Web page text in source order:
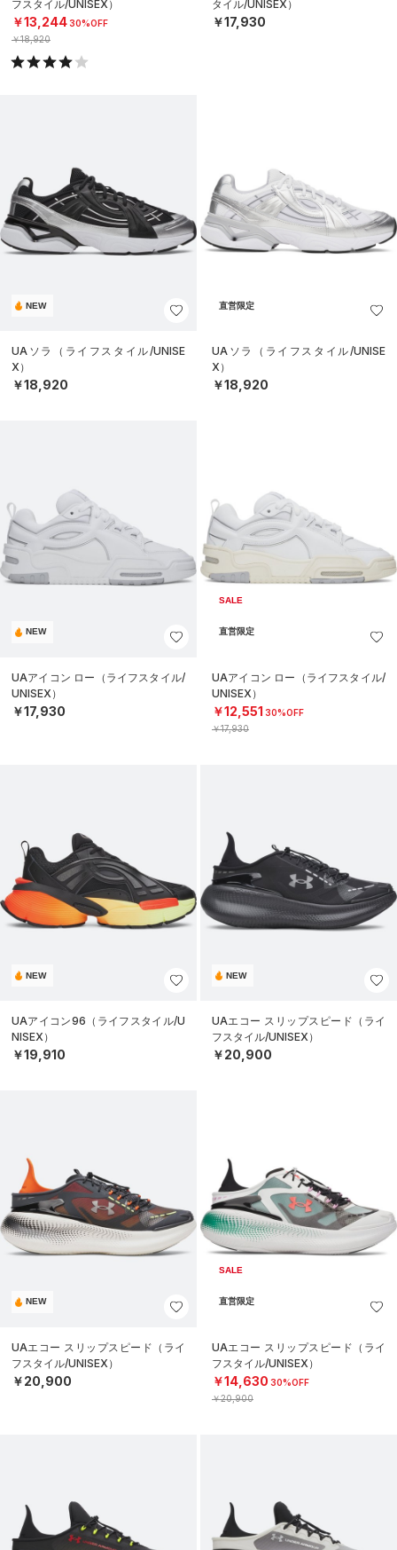
フスタイル/UNISEX）
￥13,24430%OFF
￥18,920
タイル/UNISEX）
￥17,930
NEW
UAソラ（ライフスタイル/UNISE
X）
￥18,920
直営限定
UAソラ（ライフスタイル/UNISE
X）
￥18,920
NEW
UAアイコン ロー（ライフスタイル/
UNISEX）
￥17,930
SALE
直営限定
UAアイコン ロー（ライフスタイル/
UNISEX）
￥12,551 30%OFF
￥17,930
NEW
UAアイコン96（ライフスタイル/U
NISEX）
￥19,910
NEW
UAエコー スリップスピード（ライ
フスタイル/UNISEX）
￥20,900
NEW
UAエコー スリップスピード（ライ
フスタイル/UNISEX）
￥20,900
SALE
直営限定
UAエコー スリップスピード（ライ
フスタイル/UNISEX）
￥14,630 30%OFF
￥20,900